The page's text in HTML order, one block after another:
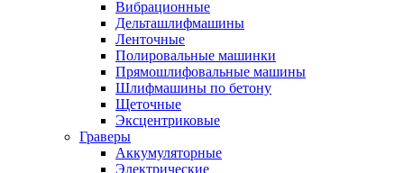
Вибрационные
Дельташлифмашины
Ленточные
Полировальные машинки
Прямошлифовальные машины
Шлифмашины по бетону
Щеточные
Эксцентриковые
Граверы
Аккумуляторные
Электрические